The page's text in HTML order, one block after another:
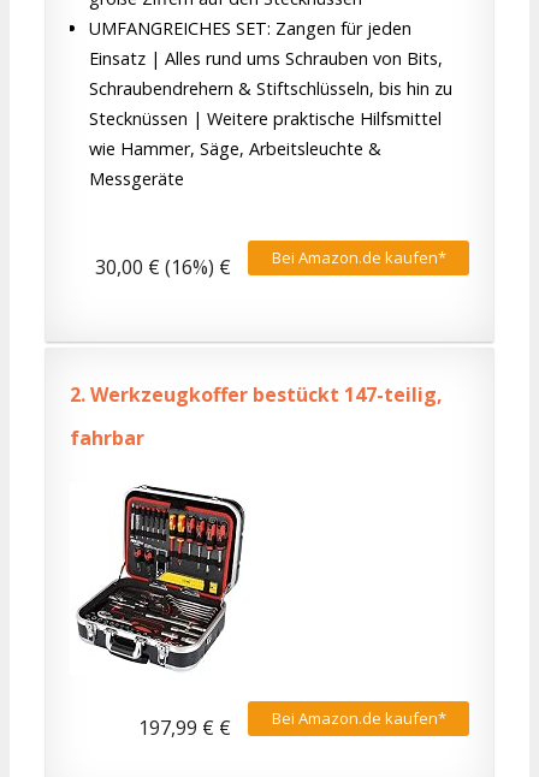
UMFANGREICHES SET: Zangen für jeden
Einsatz | Alles rund ums Schrauben von Bits,
Schraubendrehern & Stiftschlüsseln, bis hin zu
Stecknüssen | Weitere praktische Hilfsmittel
wie Hammer, Säge, Arbeitsleuchte &
Messgeräte
Bei Amazon.de kaufen*
30,00 € (16%) €
2.Werkzeugkoffer bestückt 147-teilig,
fahrbar
Bei Amazon.de kaufen*
197,99 € €